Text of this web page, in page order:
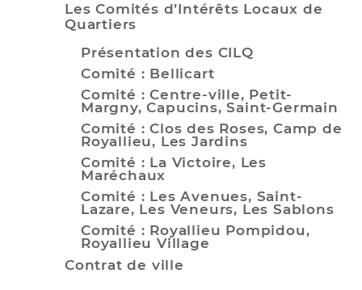
Les Comités d’Intérêts Locaux de
Quartiers
Présentation des CILQ
Comité : Bellicart
Comité : Centre-ville, Petit-
Margny, Capucins, Saint-Germain
Comité : Clos des Roses, Camp de
Royallieu, Les Jardins
Comité : La Victoire, Les
Maréchaux
Comité : Les Avenues, Saint-
Lazare, Les Veneurs, Les Sablons
Comité : Royallieu Pompidou,
Royallieu Village
Contrat de ville